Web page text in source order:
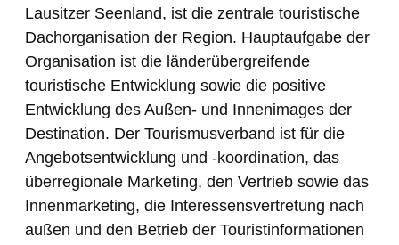
Lausitzer Seenland, ist die zentrale touristische
Dachorganisation der Region. Hauptaufgabe der
Organisation ist die länderübergreifende
touristische Entwicklung sowie die positive
Entwicklung des Außen- und Innenimages der
Destination. Der Tourismusverband ist für die
Angebotsentwicklung und -koordination, das
überregionale Marketing, den Vertrieb sowie das
Innenmarketing, die Interessensvertretung nach
außen und den Betrieb der Touristinformationen